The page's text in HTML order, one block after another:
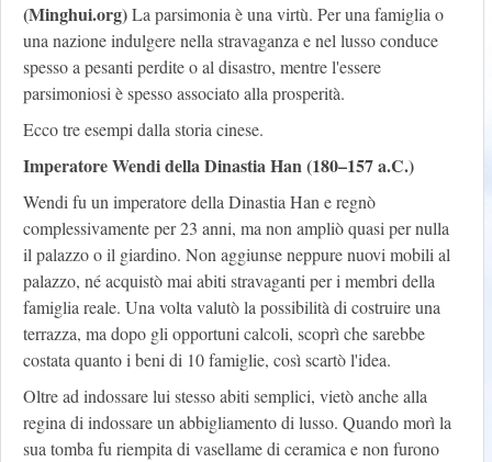
(Minghui.org)La parsimonia è una virtù. Per una famiglia o
una nazione indulgere nella stravaganza e nel lusso conduce
spesso a pesanti perdite o al disastro, mentre l'essere
parsimoniosi è spesso associato alla prosperità.
Ecco tre esempi dalla storia cinese.
Imperatore Wendi della Dinastia Han (180–157 a.C.)
Wendi fu un imperatore della Dinastia Han e regnò
complessivamente per 23 anni, ma non ampliò quasi per nulla
il palazzo o il giardino. Non aggiunse neppure nuovi mobili al
palazzo, né acquistò mai abiti stravaganti per i membri della
famiglia reale. Una volta valutò la possibilità di costruire una
terrazza, ma dopo gli opportuni calcoli, scoprì che sarebbe
costata quanto i beni di 10 famiglie, così scartò l'idea.
Oltre ad indossare lui stesso abiti semplici, vietò anche alla
regina di indossare un abbigliamento di lusso. Quando morì la
sua tomba fu riempita di vasellame di ceramica e non furono